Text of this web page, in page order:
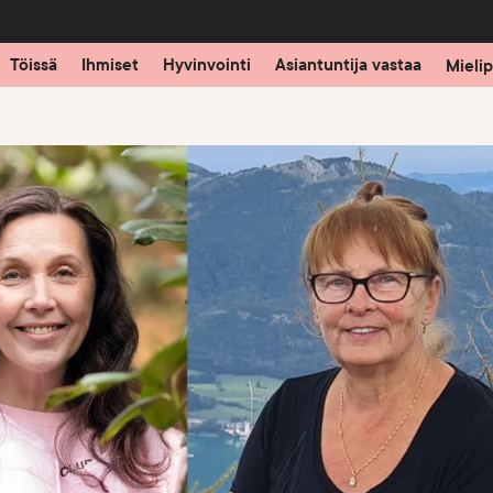
Töissä Ihmiset Hyvinvointi Asiantuntija vastaa